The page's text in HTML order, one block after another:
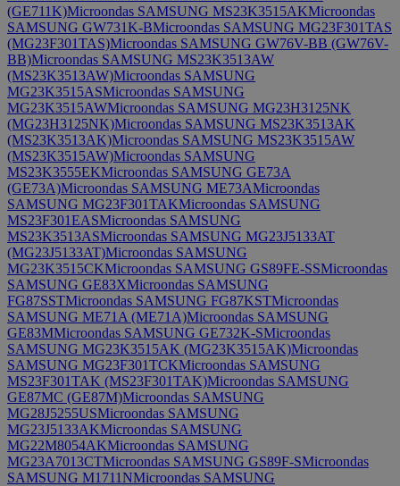
(GE711K)Microondas SAMSUNG MS23K3515AKMicroondas
SAMSUNG GW731K-BMicroondas SAMSUNG MG23F301TAS
(MG23F301TAS)Microondas SAMSUNG GW76V-BB (GW76V-
BB)Microondas SAMSUNG MS23K3513AW
(MS23K3513AW)Microondas SAMSUNG
MG23K3515ASMicroondas SAMSUNG
MG23K3515AWMicroondas SAMSUNG MG23H3125NK
(MG23H3125NK)Microondas SAMSUNG MS23K3513AK
(MS23K3513AK)Microondas SAMSUNG MS23K3515AW
(MS23K3515AW)Microondas SAMSUNG
MS23K3555EKMicroondas SAMSUNG GE73A
(GE73A)Microondas SAMSUNG ME73AMicroondas
SAMSUNG MG23F301TAKMicroondas SAMSUNG
MS23F301EASMicroondas SAMSUNG
MS23K3513ASMicroondas SAMSUNG MG23J5133AT
(MG23J5133AT)Microondas SAMSUNG
MG23K3515CKMicroondas SAMSUNG GS89FE-SSMicroondas
SAMSUNG GE83XMicroondas SAMSUNG
FG87SSTMicroondas SAMSUNG FG87KSTMicroondas
SAMSUNG ME71A (ME71A)Microondas SAMSUNG
GE83MMicroondas SAMSUNG GE732K-SMicroondas
SAMSUNG MG23K3515AK (MG23K3515AK)Microondas
SAMSUNG MG23F301TCKMicroondas SAMSUNG
MS23F301TAK (MS23F301TAK)Microondas SAMSUNG
GE87MC (GE87M)Microondas SAMSUNG
MG28J5255USMicroondas SAMSUNG
MG23J5133AKMicroondas SAMSUNG
MG22M8054AKMicroondas SAMSUNG
MG23A7013CTMicroondas SAMSUNG GS89F-SMicroondas
SAMSUNG M1711NMicroondas SAMSUNG